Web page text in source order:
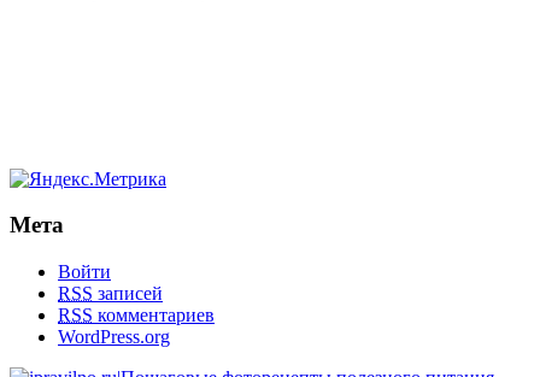
Мета
Войти
RSS записей
RSS комментариев
WordPress.org